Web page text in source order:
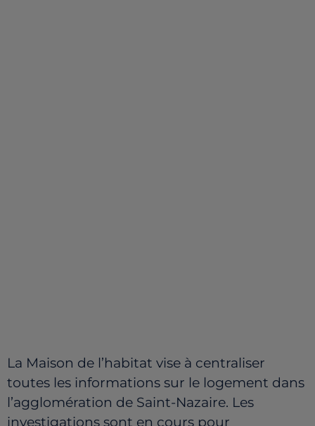
La Maison de l’habitat vise à centraliser
toutes les informations sur le logement dans
l’agglomération de Saint-Nazaire. Les
investigations sont en cours pour